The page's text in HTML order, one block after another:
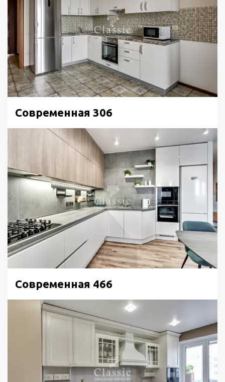
Современная 306
Современная 466